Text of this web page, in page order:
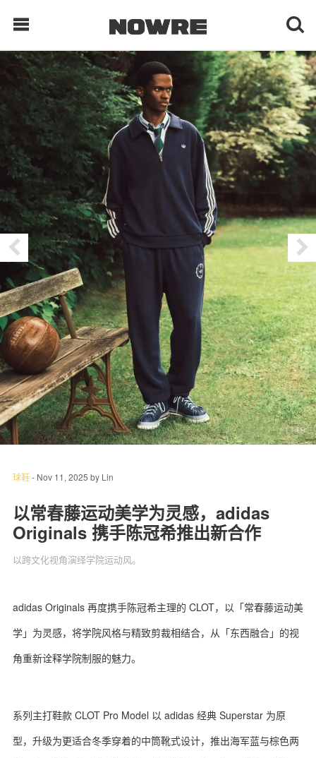
每日鲜榨
现客视点
每日栏目
球 鞋
科 技
关于我们 联系我们
1/ 19
球鞋- Nov 11, 2025 by Lin
以常春藤运动美学为灵感，adidas
Originals 携手陈冠希推出新合作
以跨文化视角演绎学院运动风。
adidas Originals 再度携手陈冠希主理的 CLOT，以「常春藤运动美
学」为灵感，将学院风格与精致剪裁相结合，从「东西融合」的视
角重新诠释学院制服的魅力。
系列主打鞋款 CLOT Pro Model 以 adidas 经典 Superstar 为原
型，升级为更适合冬季穿着的中筒靴式设计，推出海军蓝与棕色两